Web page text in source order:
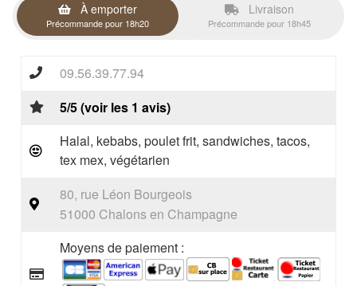
À emporter
Précommande pour 18h20
Livraison
Précommande pour 18h45
09.56.39.77.94
5/5 (voir les 1 avis)
Halal, kebabs, poulet frit, sandwiches, tacos,
tex mex, végétarien
80, rue Léon Bourgeois
51000 Chalons en Champagne
Moyens de paiement :